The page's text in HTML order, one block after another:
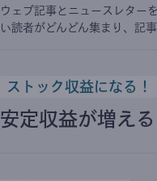
ウェブ記事とニュースレター
い読者がどんどん集まり、記
ストック収益になる！
安定収益が増える